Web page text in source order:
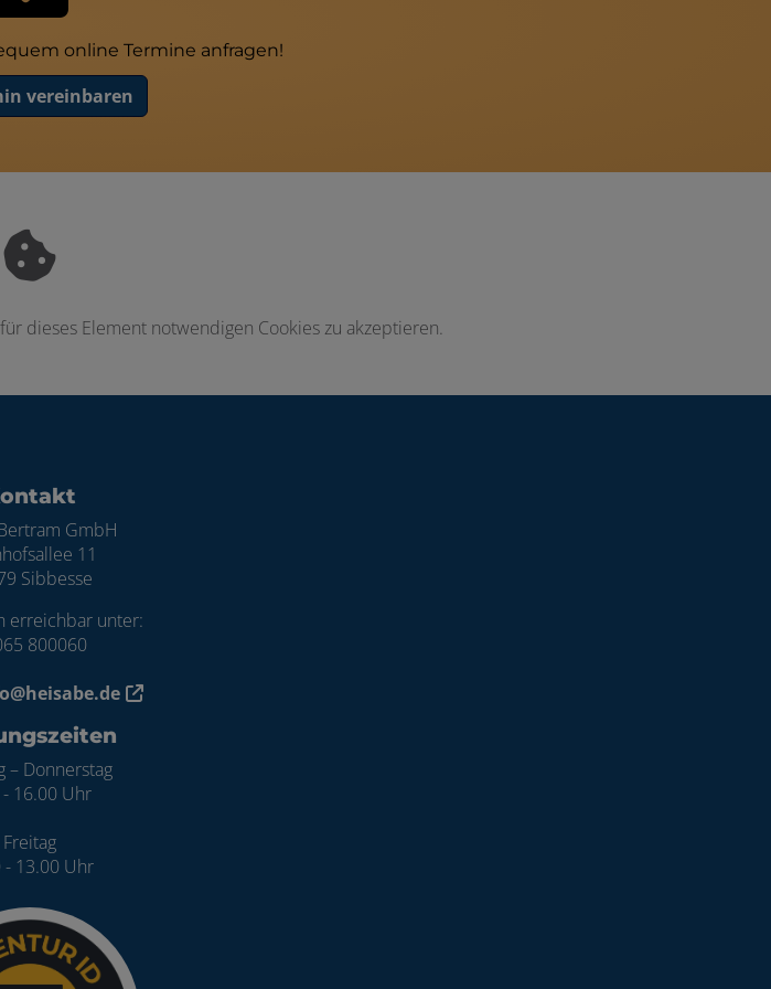
online Termine anfragen!
vereinbaren
dieses Element notwendigen Cookies zu akzeptieren.
GmbH
11
Sibbesse
erreichbar unter:
800060
– Donnerstag
16.00 Uhr
Freitag
- 13.00 Uhr